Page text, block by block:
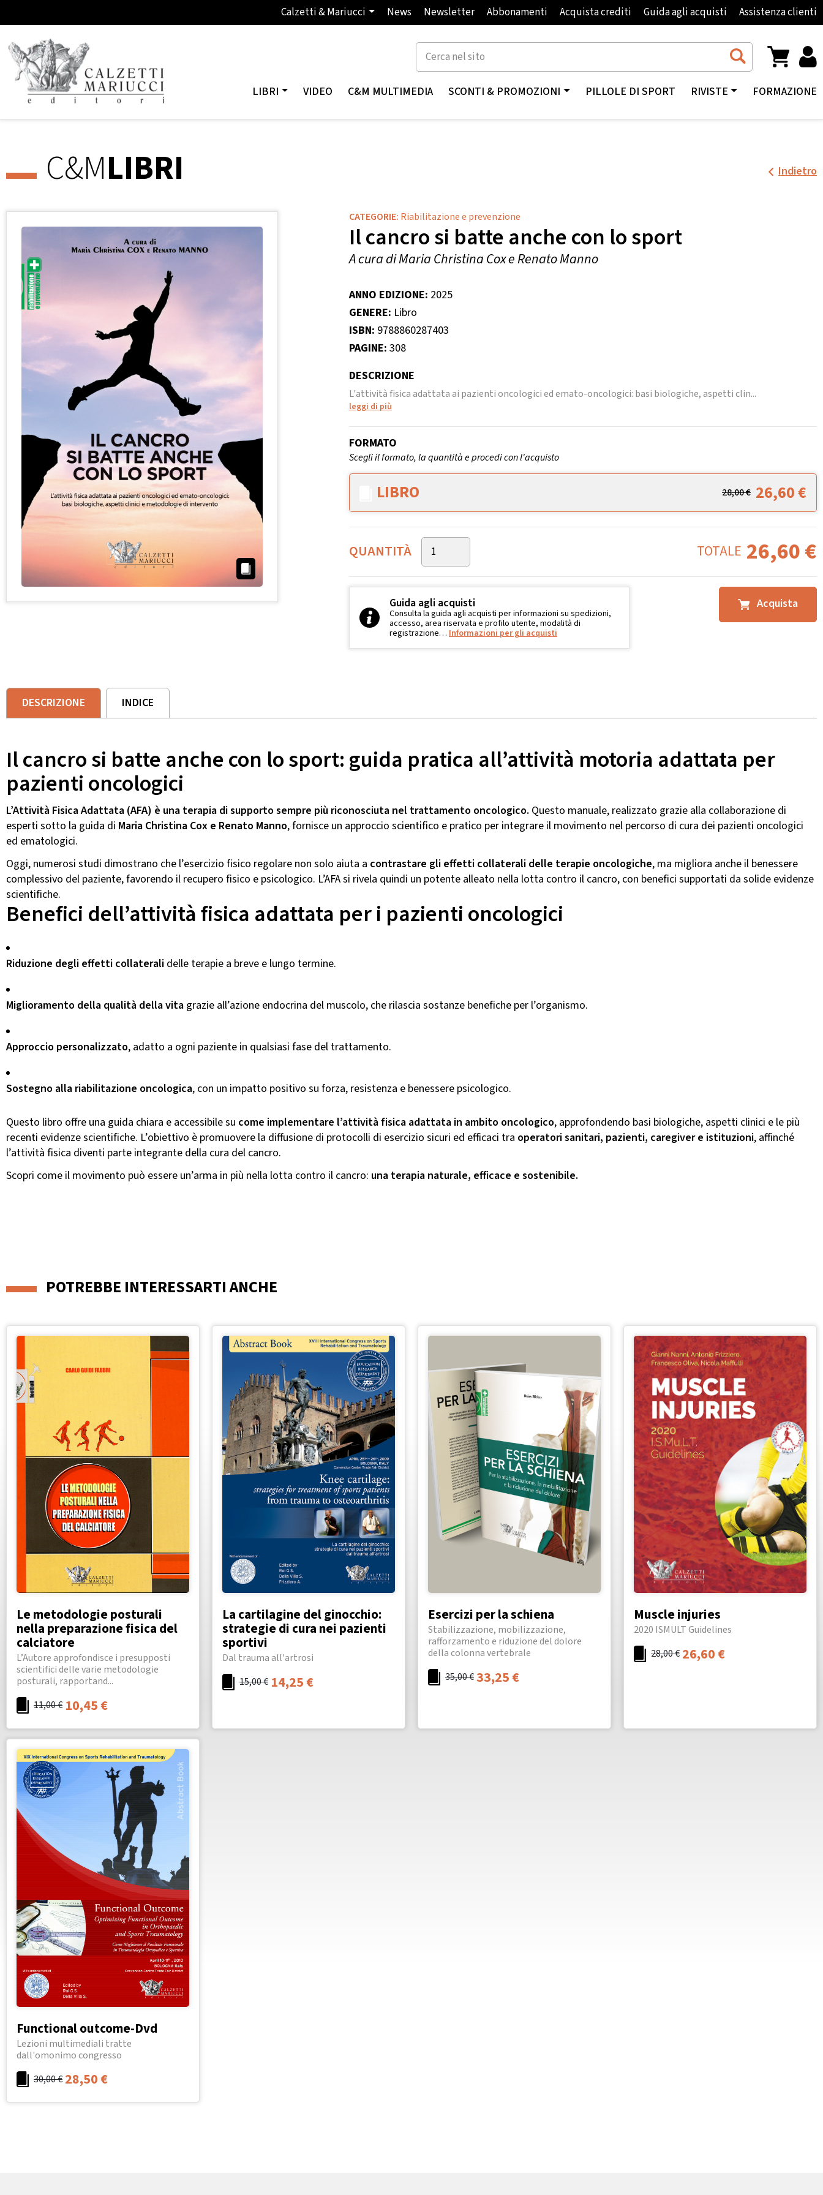
Calzetti & Mariucci News Newsletter Abbonamenti Acquista crediti Guida agli acquisti Assistenza clienti
LIBRI VIDEO C&M MULTIMEDIA SCONTI & PROMOZIONI PILLOLE DI SPORT RIVISTE FORMAZIONE
C&MLIBRI Indietro
CATEGORIE: Riabilitazione e prevenzione
Il cancro si batte anche con lo sport
A cura di Maria Christina Cox e Renato Manno
ANNO EDIZIONE: 2025
GENERE: Libro
ISBN: 9788860287403
PAGINE: 308
DESCRIZIONE
L'attività fisica adattata ai pazienti oncologici ed emato-oncologici: basi biologiche, aspetti clin...
leggi di più
FORMATO
Scegli il formato, la quantità e procedi con l'acquisto
LIBRO 28,00€ 26,60€
QUANTITÀ TOTALE 26,60€
Acquista
Guida agli acquisti
Consulta la guida agli acquisti per informazioni su spedizioni,
accesso, area riservata e profilo utente, modalità di
registrazione… Informazioni per gli acquisti
DESCRIZIONE INDICE
Il cancro si batte anche con lo sport: guida pratica all’attività motoria adattata per
pazienti oncologici
L’Attività Fisica Adattata (AFA) è una terapia di supporto sempre più riconosciuta nel trattamento oncologico. Questo manuale, realizzato grazie alla collaborazione di
esperti sotto la guida di Maria Christina Cox e Renato Manno, fornisce un approccio scientifico e pratico per integrare il movimento nel percorso di cura dei pazienti oncologici
ed ematologici.
Oggi, numerosi studi dimostrano che l’esercizio fisico regolare non solo aiuta a contrastare gli effetti collaterali delle terapie oncologiche, ma migliora anche il benessere
complessivo del paziente, favorendo il recupero fisico e psicologico. L’AFA si rivela quindi un potente alleato nella lotta contro il cancro, con benefici supportati da solide evidenze
scientifiche.
Benefici dell’attività fisica adattata per i pazienti oncologici
Riduzione degli effetti collaterali delle terapie a breve e lungo termine.
Miglioramento della qualità della vita grazie all’azione endocrina del muscolo, che rilascia sostanze benefiche per l’organismo.
Approccio personalizzato, adatto a ogni paziente in qualsiasi fase del trattamento.
Sostegno alla riabilitazione oncologica, con un impatto positivo su forza, resistenza e benessere psicologico.
Questo libro offre una guida chiara e accessibile su come implementare l’attività fisica adattata in ambito oncologico, approfondendo basi biologiche, aspetti clinici e le più
recenti evidenze scientifiche. L’obiettivo è promuovere la diffusione di protocolli di esercizio sicuri ed efficaci tra operatori sanitari, pazienti, caregiver e istituzioni, affinché
l’attività fisica diventi parte integrante della cura del cancro.
Scopri come il movimento può essere un’arma in più nella lotta contro il cancro: una terapia naturale, efficace e sostenibile.
POTREBBE INTERESSARTI ANCHE
Le metodologie posturali
nella preparazione fisica del
calciatore
L’Autore approfondisce i presupposti
scientifici delle varie metodologie
posturali, rapportand...
11,00€ 10,45€
La cartilagine del ginocchio:
strategie di cura nei pazienti
sportivi
Dal trauma all'artrosi
15,00€ 14,25€
Esercizi per la schiena
Stabilizzazione, mobilizzazione,
rafforzamento e riduzione del dolore
della colonna vertebrale
35,00€33,25€
Muscle injuries
2020 ISMULT Guidelines
28,00€ 26,60€
Functional outcome-Dvd
Lezioni multimediali tratte
dall'omonimo congresso
30,00€ 28,50€